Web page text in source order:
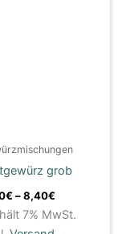
grob
€ –8,40€
7% MwSt.
können
auf
der
Produktseite
gewählt